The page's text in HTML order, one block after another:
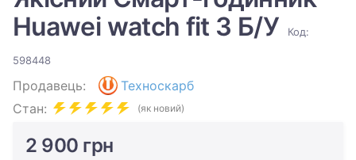
Huawei watch fit 3 Б/У
Код:
598448
Продавець:
Техноскарб
Стан:
(як новий)
2 900 грн